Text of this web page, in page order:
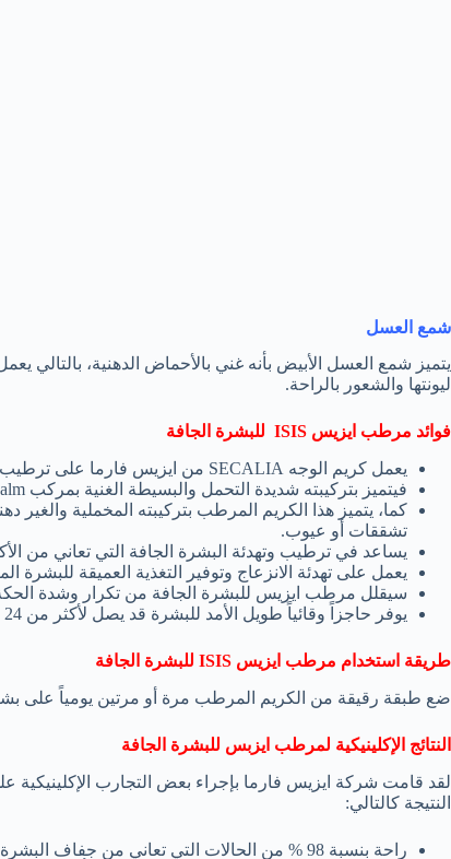
شمع العسل
يتميز شمع العسل الأبيض بأنه غني بالأحماض الدهنية،
ليونتها والشعور بالراحة.
فوائد مرطب ايزيس ISIS للبشرة الجافة
يعمل كريم الوجه SECALIA من ايزيس فارما على ترطيب البشرة الجافة والجافة جداً بشكل مكثف لمدة تصل إلى 24 ساعة.
فيتميز بتركيبته شديدة التحمل والبسيطة الغنية بمركب Nutri-calm الذي يعمل على تغذية البشرة.
كما، يتميز هذا الكريم المرطب بتركيبته المخملية
تشققات أو عيوب.
يساعد في ترطيب وتهدئة البشرة الجافة التي تعاني من
يعمل على تهدئة الانزعاج وتوفير التغذية العميقة للبشرة
سيقلل مرطب ايزيس للبشرة الجافة من تكرار وشدة
يوفر حاجزاً وقائياً طويل الأمد للبشرة قد يصل لأكثر من 24 ساعة.
طريقة استخدام مرطب ايزيس ISIS للبشرة الجافة
ضع طبقة رقيقة من الكريم المرطب مرة أو مرتين يومياً على
النتائج الإكلينيكية لمرطب ايزبس للبشرة الجافة
النتيجة كالتالي:
راحة بنسبة 98 % من الحالات التي تعاني من جفاف البشرة الشديد.